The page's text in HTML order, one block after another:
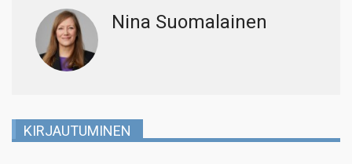
Nina Suomalainen
KIRJAUTUMINEN